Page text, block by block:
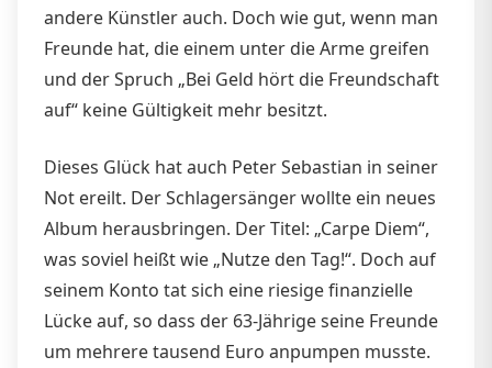
andere Künstler auch. Doch wie gut, wenn man
Freunde hat, die einem unter die Arme greifen
und der Spruch „Bei Geld hört die Freundschaft
auf“ keine Gültigkeit mehr besitzt.
Dieses Glück hat auch Peter Sebastian in seiner
Not ereilt. Der Schlagersänger wollte ein neues
Album herausbringen. Der Titel: „Carpe Diem“,
was soviel heißt wie „Nutze den Tag!“. Doch auf
seinem Konto tat sich eine riesige finanzielle
Lücke auf, so dass der 63-Jährige seine Freunde
um mehrere tausend Euro anpumpen musste.